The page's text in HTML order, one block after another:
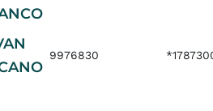
9976830